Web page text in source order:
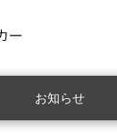
お知らせ